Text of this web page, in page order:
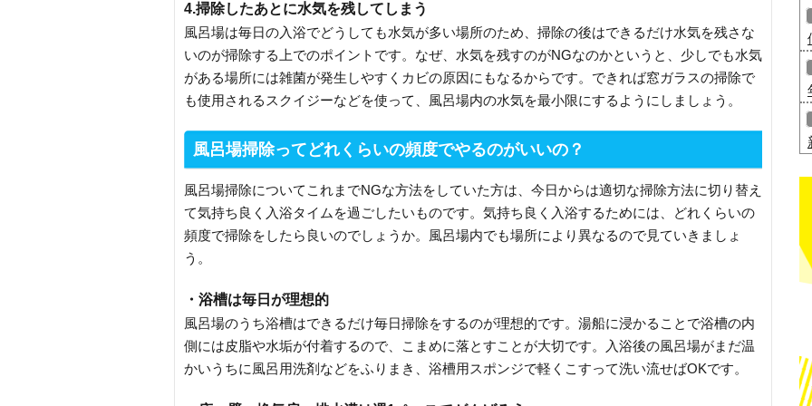
4.掃除したあとに水気を残してしまう
風呂場は毎日の入浴でどうしても水気が多い場所のため、掃除の後はできるだけ水気を残さな
いのが掃除する上でのポイントです。なぜ、水気を残すのがNGなのかというと、少しでも水気
がある場所には雑菌が発生しやすくカビの原因にもなるからです。できれば窓ガラスの掃除で
も使用されるスクイジーなどを使って、風呂場内の水気を最小限にするようにしましょう。
風呂場掃除ってどれくらいの頻度でやるのがいいの？
風呂場掃除についてこれまでNGな方法をしていた方は、今日からは適切な掃除方法に切り替え
て気持ち良く入浴タイムを過ごしたいものです。気持ち良く入浴するためには、どれくらいの
頻度で掃除をしたら良いのでしょうか。風呂場内でも場所により異なるので見ていきましょ
う。
・浴槽は毎日が理想的
風呂場のうち浴槽はできるだけ毎日掃除をするのが理想的です。湯船に浸かることで浴槽の内
側には皮脂や水垢が付着するので、こまめに落とすことが大切です。入浴後の風呂場がまだ温
かいうちに風呂用洗剤などをふりまき、浴槽用スポンジで軽くこすって洗い流せばOKです。